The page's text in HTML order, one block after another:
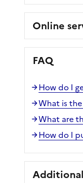
Online
FAQ
How do I
What is the
What are
How do I